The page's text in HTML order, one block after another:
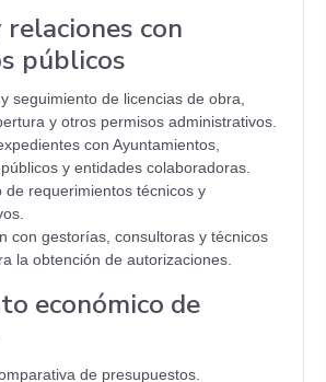
relaciones con
públicos
seguimiento de licencias de obra,
y otros permisos administrativos.
con Ayuntamientos,
y entidades colaboradoras.
de requerimientos técnicos y
con gestorías, consultoras y técnicos
la obtención de autorizaciones.
económico de
de presupuestos.